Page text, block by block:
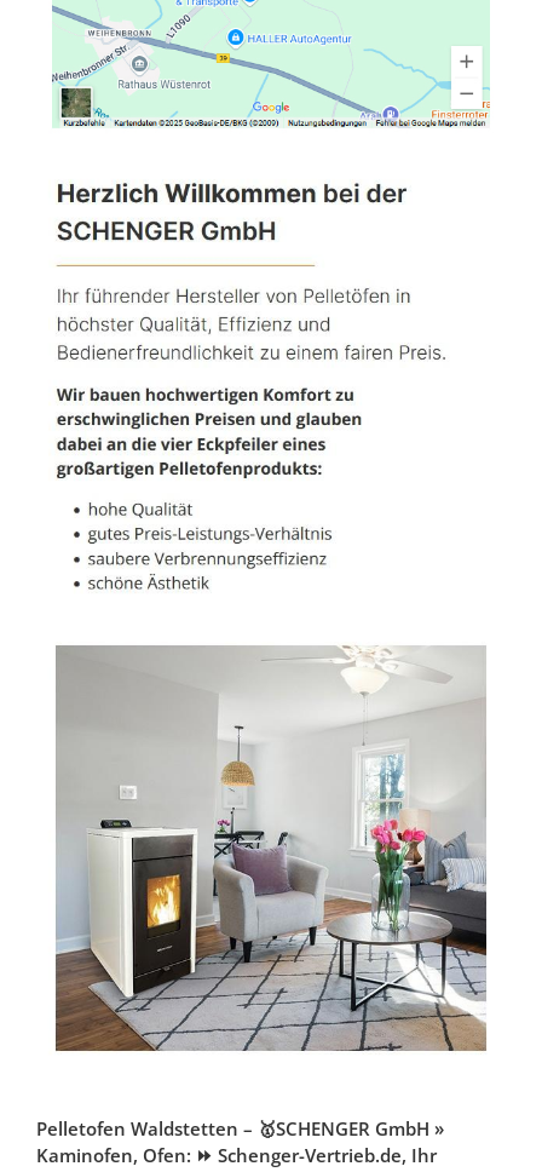
Pelletofen Waldstetten – 🥇SCHENGER GmbH »
Kaminofen, Ofen: ⏩ Schenger-Vertrieb.de, Ihr